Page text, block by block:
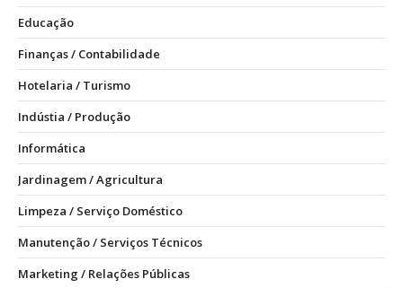
Educação
Finanças / Contabilidade
Hotelaria / Turismo
Indústia / Produção
Informática
Jardinagem / Agricultura
Limpeza / Serviço Doméstico
Manutenção / Serviços Técnicos
Marketing / Relações Públicas